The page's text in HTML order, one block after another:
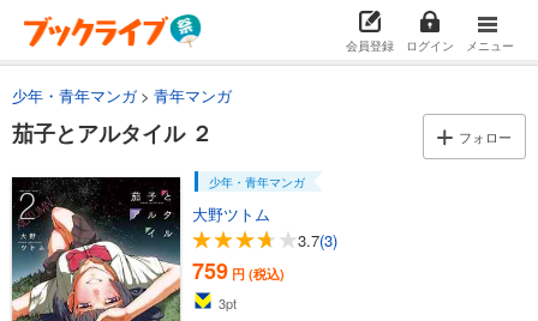
会員登録 ログイン メニュー
少年・青年マンガ 青年マンガ
茄子とアルタイル ２ フォロー
少年・青年マンガ
大野ツトム
3.7(3)
759 円 (税込)
3pt